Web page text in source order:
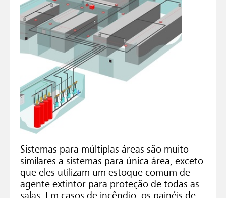
Sistemas para múltiplas áreas são muito
similares a sistemas para única área, exceto
que eles utilizam um estoque comum de
agente extintor para proteção de todas as